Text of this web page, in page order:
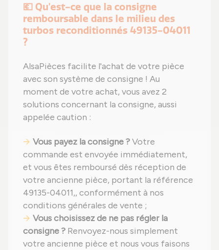
💶 Qu'est-ce que la consigne
remboursable dans le milieu des
turbos reconditionnés 49135-04011
?
AlsaPièces facilite l'achat de votre pièce
avec son système de consigne ! Au
moment de votre achat, vous avez 2
solutions concernant la consigne, aussi
appelée caution :
Vous payez la consigne ?Votre
commande est envoyée immédiatement,
et vous êtes remboursé dès réception de
votre ancienne pièce, portant la référence
49135-04011,, conformément à nos
conditions générales de vente ;
Vous choisissez de ne pas régler la
consigne ? Renvoyez-nous simplement
votre ancienne pièce et nous vous faisons